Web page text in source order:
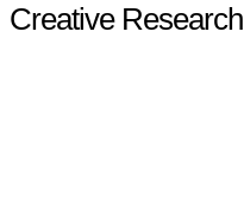
Creative Research